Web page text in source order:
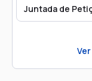
Juntada de